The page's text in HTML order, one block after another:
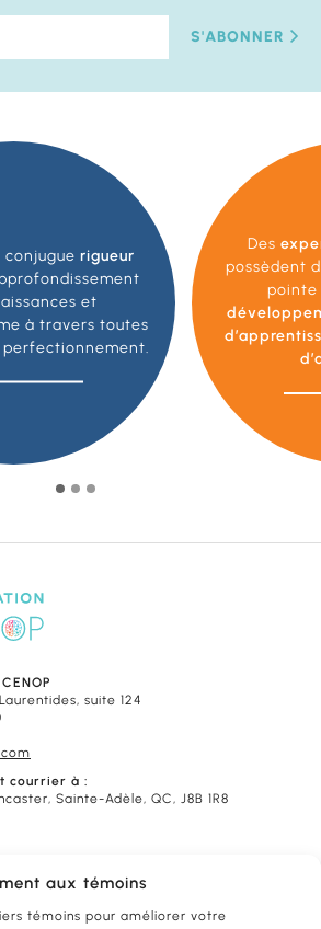
aux témoins
témoins pour améliorer votre
S'ABONNER
conjugue rigueur
et
à travers toutes
Des
possèdent
pointe
suite 124
courrier à :
Sainte-Adèle, QC, J8B 1R8